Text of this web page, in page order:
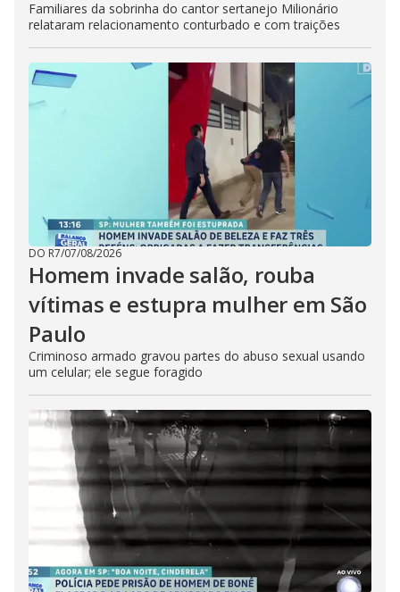
Familiares da sobrinha do cantor sertanejo Milionário
relataram relacionamento conturbado e com traições
DO R7/07/08/2026
Homem invade salão, rouba
vítimas e estupra mulher em São
Paulo
Criminoso armado gravou partes do abuso sexual usando
um celular; ele segue foragido